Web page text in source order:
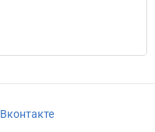
Вконтакте